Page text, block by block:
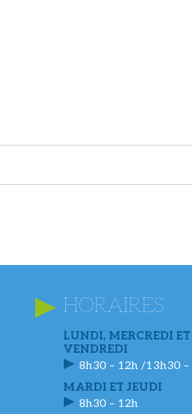
HORAIRES
LUNDI, MERCREDI ET
VENDREDI
8h30 – 12h /13h30 –
MARDI ET JEUDI
8h30 – 12h